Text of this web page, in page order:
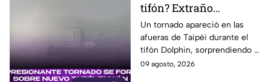
tifón? Extraño
fenómeno sorprende a
meteorólogos en
Taiwán
Un tornado apareció en las
afueras de Taipéi durante el
tifón Dolphin, sorprendiendo a
meteorólogos taiwaneses que
09 agosto, 2026